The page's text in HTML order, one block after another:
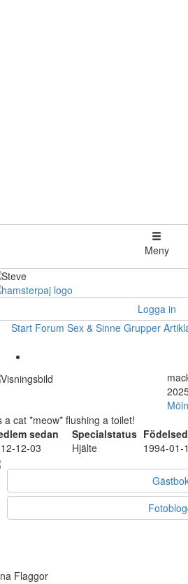
Meny
Logga in
Start Forum Sex & Sinne Grupper
a cat *meow* flushing a toilet!
sedan
Specialstatus
12-03
Hjälte 1994-01-
Flaggor